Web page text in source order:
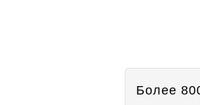
Более